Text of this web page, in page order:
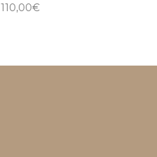
110,00€